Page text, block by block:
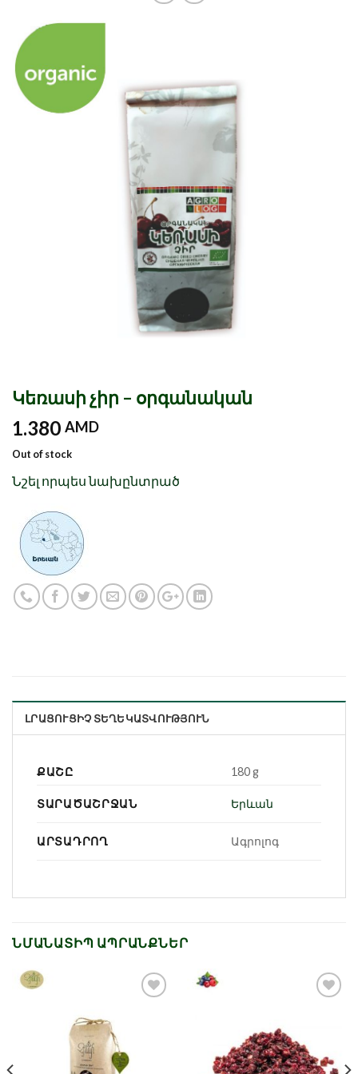
Կեռասի չիր – օրգանական
1.380 AMD
Out of stock
Նշել որպես նախընտրած
ԼՐԱՑՈՒՑԻՉ ՏԵՂԵԿԱՏՎՈՒԹՅՈՒՆ
ՔԱՇԸ 180 g
ՏԱՐԱԾԱՇՐՋԱՆ Երևան
ԱՐՏԱԴՐՈՂ Ագրոլոգ
ՆՄԱՆԱՏԻՊ ԱՊՐԱՆՔՆԵՐ
նախընտրած